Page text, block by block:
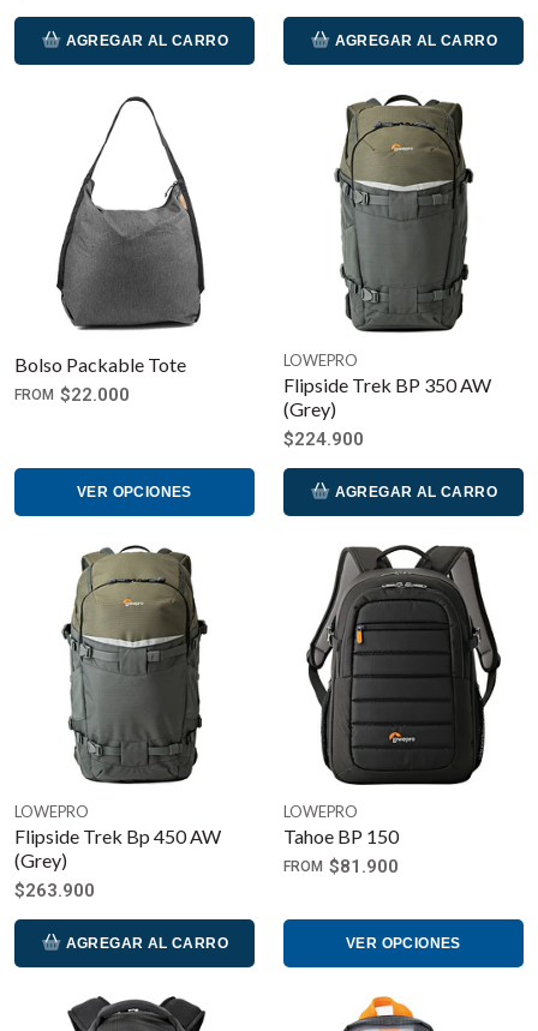
AGREGAR AL CARRO AGREGAR AL CARRO
Bolso Packable Tote
FROM $22.000
VER OPCIONES
LOWEPRO
Flipside Trek BP 350 AW
(Grey)
$224.900
AGREGAR AL CARRO
LOWEPRO
Flipside Trek Bp 450 AW
(Grey)
$263.900
AGREGAR AL CARRO
LOWEPRO
Tahoe BP 150
FROM $81.900
VER OPCIONES